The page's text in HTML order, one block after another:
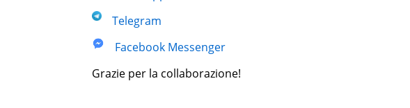
Telegram
Facebook Messenger
Grazie per la collaborazione!